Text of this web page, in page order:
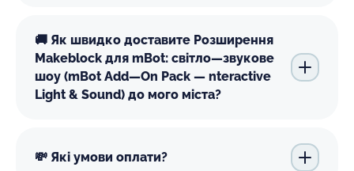
🚚 Як швидко доставите Розширення
Makeblock для mBot: світло—звукове
шоу (mBot Add—On Pack — nteractive
Light & Sound) до мого міста?
💸 Які умови оплати?